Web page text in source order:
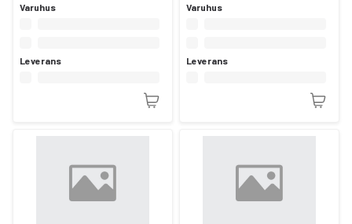
Varuhus
Leverans
Varuhus
Leverans